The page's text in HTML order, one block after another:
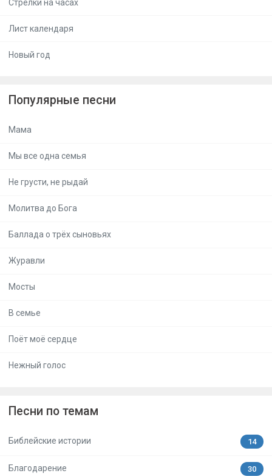
Стрелки на часах
Лист календаря
Новый год
Популярные песни
Мама
Мы все одна семья
Не грусти, не рыдай
Молитва до Бога
Баллада о трёх сыновьях
Журавли
Мосты
В семье
Поёт моё сердце
Нежный голос
Песни по темам
Библейские истории 14
Благодарение 30